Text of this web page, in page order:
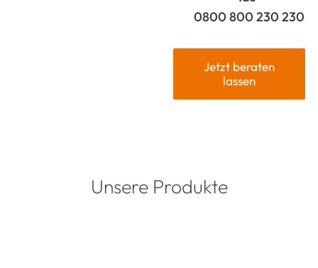
0800 800 230 230
Jetzt beraten
lassen
Unsere Produkte